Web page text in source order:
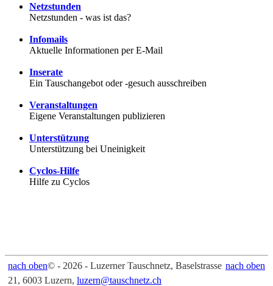
Netzstunden
Netzstunden - was ist das?
Infomails
Aktuelle Informationen per E-Mail
Inserate
Ein Tauschangebot oder -gesuch ausschreiben
Veranstaltungen
Eigene Veranstaltungen publizieren
Unterstützung
Unterstützung bei Uneinigkeit
Cyclos-Hilfe
Hilfe zu Cyclos
nach oben nach oben
© - 2026 - Luzerner Tauschnetz, Baselstrasse
21, 6003 Luzern, luzern@tauschnetz.ch